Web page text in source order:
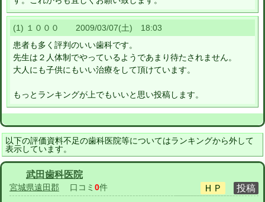
(1) １０００ 2009/03/07(土) 18:03
患者も多く評判のいい歯科です。
先生は２人体制でやっているようであまり待たされません。
大人にも子供にもいい治療をして頂けています。
もっとランキングが上でもいいと思い投稿します。
以下の評価資料不足の歯科医院等についてはランキングから外して
表示しています。
武田歯科医院
宮城県遠田郡 口コミ 0件